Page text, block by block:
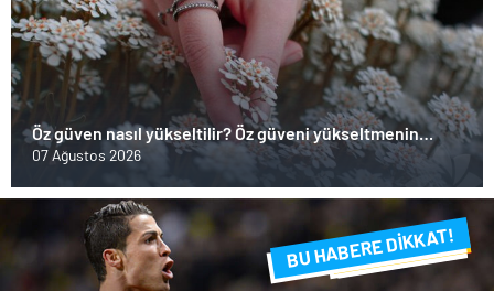
Öz güven nasıl yükseltilir? Öz güveni yükseltmenin
yolları nelerdir?
07 Ağustos 2026
SON DAKİKA
FLAŞ FLAŞ...
BU HABERE DİKKAT!